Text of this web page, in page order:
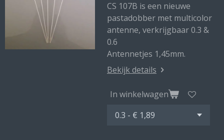
CS 107B is een nieuwe
pastadobber met multicolor
antenne, verkrijgbaar 0.3 &
0.6
Antennetjes 1,45mm.
Bekijk details
In winkelwagen